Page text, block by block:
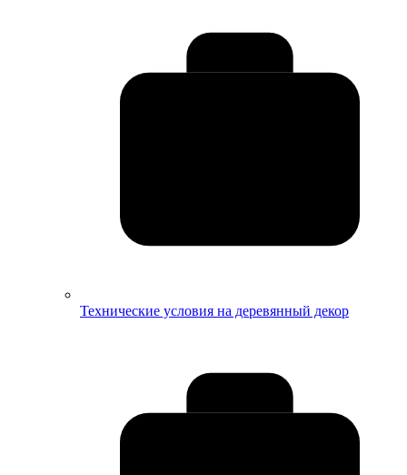
Технические условия на деревянный декор